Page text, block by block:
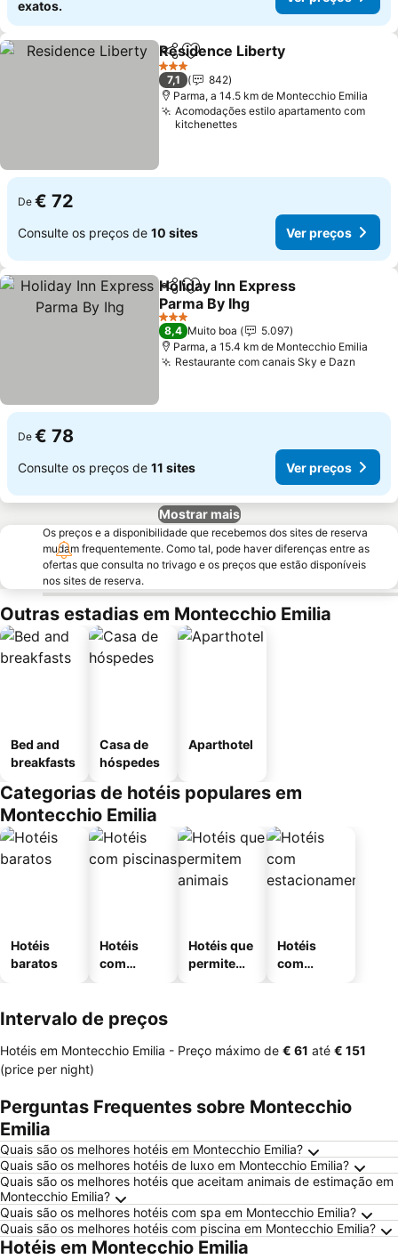
exatos.
PartilharAdicionar aos favoritos
Residence Liberty
3 Estrelas
7,1
842
Parma, a 14.5 km de Montecchio Emilia
Acomodações estilo apartamento com
kitchenettes
De € 72
Consulte os preços de 10 sites Ver preços
PartilharAdicionar aos favoritos
Holiday Inn Express
Parma By Ihg
3 Estrelas
8,4 Muito boa
5.097
Parma, a 15.4 km de Montecchio Emilia
Restaurante com canais Sky e Dazn
De € 78
Consulte os preços de 11 sites Ver preços
Mostrar mais
Os preços e a disponibilidade que recebemos dos sites de reserva
mudam frequentemente. Como tal, pode haver diferenças entre as
ofertas que consulta no trivago e os preços que estão disponíveis
nos sites de reserva.
Outras estadias em Montecchio Emilia
Bed and
breakfasts
Casa de
hóspedes
Aparthotel
Categorias de hotéis populares em
Montecchio Emilia
Hotéis
baratos
Hotéis
com
Hotéis que
permitem
Hotéis
com
Intervalo de preços
Hotéis em Montecchio Emilia - Preço máximo de ‎€ 61 até ‎€ 151
(price per night)
Perguntas Frequentes sobre Montecchio
Emilia
Quais são os melhores hotéis em Montecchio Emilia?
Quais são os melhores hotéis de luxo em Montecchio Emilia?
Quais são os melhores hotéis que aceitam animais de estimação em
Montecchio Emilia?
Quais são os melhores hotéis com spa em Montecchio Emilia?
Quais são os melhores hotéis com piscina em Montecchio Emilia?
Hotéis em Montecchio Emilia